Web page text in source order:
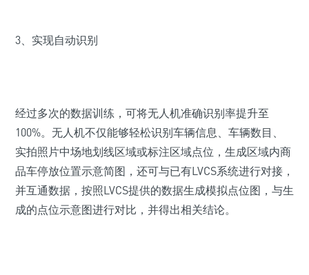
3、实现自动识别
经过多次的数据训练，可将无人机准确识别率提升至
100%。无人机不仅能够轻松识别车辆信息、车辆数目、
实拍照片中场地划线区域或标注区域点位，生成区域内商
品车停放位置示意简图，还可与已有LVCS系统进行对接，
并互通数据，按照LVCS提供的数据生成模拟点位图，与生
成的点位示意图进行对比，并得出相关结论。